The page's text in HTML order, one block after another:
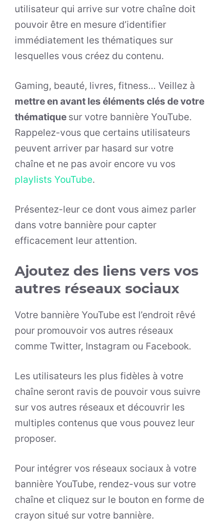
utilisateur qui arrive sur votre chaîne doit
pouvoir être en mesure d’identifier
immédiatement les thématiques sur
lesquelles vous créez du contenu.
Gaming, beauté, livres, fitness… Veillez à
mettre en avant les éléments clés de votre
thématique sur votre bannière YouTube.
Rappelez-vous que certains utilisateurs
peuvent arriver par hasard sur votre
chaîne et ne pas avoir encore vu vos
playlists YouTube.
Présentez-leur ce dont vous aimez parler
dans votre bannière pour capter
efficacement leur attention.
Ajoutez des liens vers vos
autres réseaux sociaux
Votre bannière YouTube est l’endroit rêvé
pour promouvoir vos autres réseaux
comme Twitter, Instagram ou Facebook.
Les utilisateurs les plus fidèles à votre
chaîne seront ravis de pouvoir vous suivre
sur vos autres réseaux et découvrir les
multiples contenus que vous pouvez leur
proposer.
Pour intégrer vos réseaux sociaux à votre
bannière YouTube, rendez-vous sur votre
chaîne et cliquez sur le bouton en forme de
crayon situé sur votre bannière.